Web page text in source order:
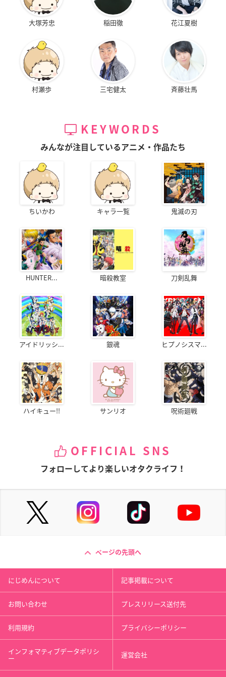
大塚芳忠 稲田徹 花江夏樹
村瀬歩 三宅健太 斉藤壮馬
KEYWORDS
みんなが注目しているアニメ・作品たち
ちいかわ キャラ一覧 鬼滅の刃
HUNTER... 暗殺教室 刀剣乱舞
アイドリッシ... 銀魂 ヒプノシスマ...
ハイキュー!! サンリオ 呪術廻戦
OFFICIAL SNS
フォローしてより楽しいオタクライフ！
ページの先頭へ
にじめんについて 記事掲載について
お問い合わせ プレスリリース送付先
利用規約 プライバシーポリシー
インフォマティブデータポリシ
ー 運営会社